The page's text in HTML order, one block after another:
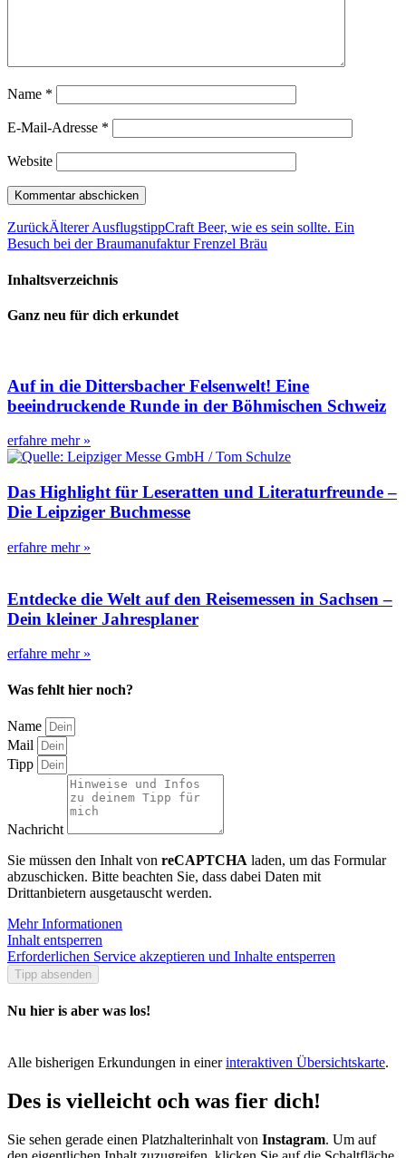
Name *
E-Mail-Adresse *
Website
ZurückÄlterer AusflugstippCraft Beer, wie es sein sollte. Ein
Besuch bei der Braumanufaktur Frenzel Bräu
Inhaltsverzeichnis
Ganz neu für dich erkundet
Auf in die Dittersbacher Felsenwelt! Eine
beeindruckende Runde in der Böhmischen Schweiz
erfahre mehr »
Das Highlight für Leseratten und Literaturfreunde –
Die Leipziger Buchmesse
erfahre mehr »
Entdecke die Welt auf den Reisemessen in Sachsen –
Dein kleiner Jahresplaner
erfahre mehr »
Was fehlt hier noch?
Name
Mail
Tipp
Nachricht
Sie müssen den Inhalt von reCAPTCHA laden, um das Formular
abzuschicken. Bitte beachten Sie, dass dabei Daten mit
Drittanbietern ausgetauscht werden.
Mehr Informationen
Inhalt entsperren
Erforderlichen Service akzeptieren und Inhalte entsperren
Tipp absenden
Nu hier is aber was los!
Alle bisherigen Erkundungen in einerinteraktiven Übersichtskarte.
Des is vielleicht och was fier dich!
Sie sehen gerade einen Platzhalterinhalt von Instagram. Um auf